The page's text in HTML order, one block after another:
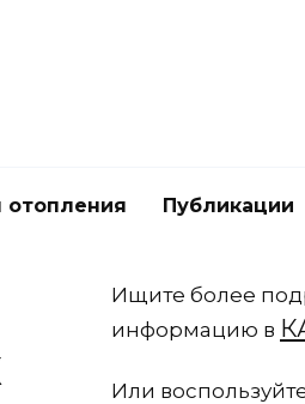
Публикации
Ищите более
информацию в
Или